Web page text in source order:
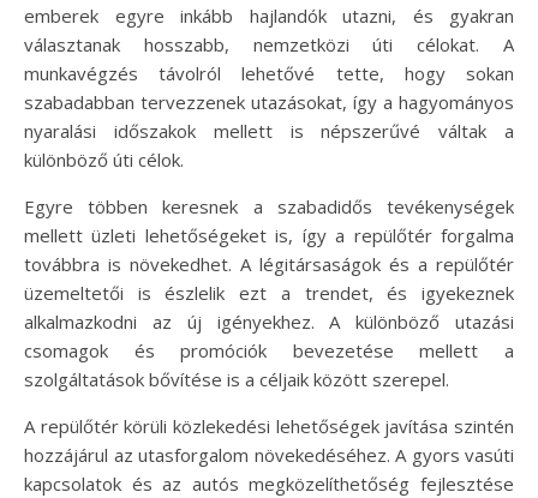
emberek egyre inkább hajlandók utazni, és gyakran
választanak hosszabb, nemzetközi úti célokat. A
munkavégzés távolról lehetővé tette, hogy sokan
szabadabban tervezzenek utazásokat, így a hagyományos
nyaralási időszakok mellett is népszerűvé váltak a
különböző úti célok.
Egyre többen keresnek a szabadidős tevékenységek
mellett üzleti lehetőségeket is, így a repülőtér forgalma
továbbra is növekedhet. A légitársaságok és a repülőtér
üzemeltetői is észlelik ezt a trendet, és igyekeznek
alkalmazkodni az új igényekhez. A különböző utazási
csomagok és promóciók bevezetése mellett a
szolgáltatások bővítése is a céljaik között szerepel.
A repülőtér körüli közlekedési lehetőségek javítása szintén
hozzájárul az utasforgalom növekedéséhez. A gyors vasúti
kapcsolatok és az autós megközelíthetőség fejlesztése